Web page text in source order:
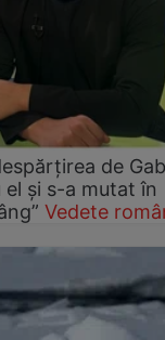
de
și s-a mutat în
Vedete